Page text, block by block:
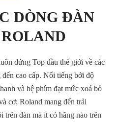
DÒNG ĐÀN
đứng Top đầu thế giới về các
cao cấp. Nổi tiếng bởi độ
và hệ phím đạt mức xoá bỏ
cơ; Roland mang đến trải
đàn mà ít có hãng nào trên